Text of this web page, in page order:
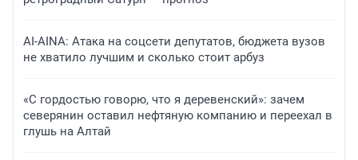
AI-AINA: Атака на соцсети депутатов, бюджета вузов
не хватило лучшим и сколько стоит арбуз
«С гордостью говорю, что я деревенский»: зачем
северянин оставил нефтяную компанию и переехал в
глушь на Алтай